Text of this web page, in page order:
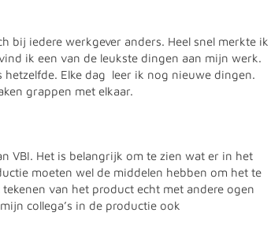
bij iedere werkgever anders. Heel snel merkte ik
ik een van de leukste dingen aan mijn werk.
Elke dag leer ik nog nieuwe dingen.
grappen met elkaar.
VBI. Het is belangrijk om te zien wat er in het
moeten wel de middelen hebben om het te
van het product echt met andere ogen
collega’s in de productie ook